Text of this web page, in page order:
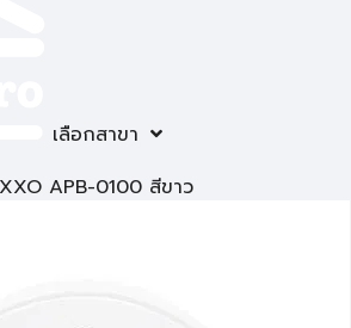
เลือกสาขา
APB-0100 สีขาว